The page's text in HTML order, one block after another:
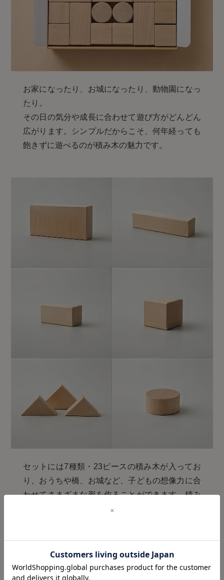
お家になったり、お城になったり、動物園になっ
たり。
その日の気分や成長に合わせて遊び方がどんどん
広がります。シンプルだからこそ、何年経っても
飽きずに遊べるのが積み木の魅力です。
セットには7種類・23ピースの積み木が入ってお
り、おうちや橋、お城など、子どもの想像力に合
わせてさまざまな形を作ることができます。積み
上げたり並べたり、崩したりする遊びを通して、
名入れについて